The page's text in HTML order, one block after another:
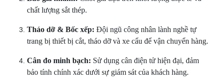
chất lượng sắt thép.
Tháo dỡ & Bốc xếp: Đội ngũ công nhân lành nghề tự
trang bị thiết bị cắt, tháo dỡ và xe cẩu để vận chuyển hàng.
Cân đo minh bạch: Sử dụng cân điện tử hiện đại, đảm
bảo tính chính xác dưới sự giám sát của khách hàng.